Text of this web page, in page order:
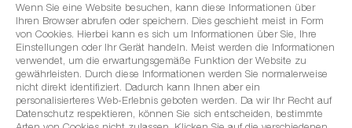
Wenn Sie eine Website besuchen, kann diese Informationen über
Ihren Browser abrufen oder speichern. Dies geschieht meist in Form
von Cookies. Hierbei kann es sich um Informationen über Sie, Ihre
Einstellungen oder Ihr Gerät handeln. Meist werden die Informationen
verwendet, um die erwartungsgemäße Funktion der Website zu
gewährleisten. Durch diese Informationen werden Sie normalerweise
nicht direkt identifiziert. Dadurch kann Ihnen aber ein
personalisierteres Web-Erlebnis geboten werden. Da wir Ihr Recht auf
Datenschutz respektieren, können Sie sich entscheiden, bestimmte